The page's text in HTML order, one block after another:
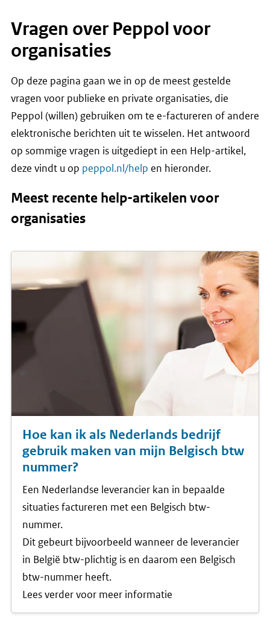
Vragen over Peppol voor
organisaties
Op deze pagina gaan we in op de meest gestelde
vragen voor publieke en private organisaties, die
Peppol (willen) gebruiken om te e-factureren of andere
elektronische berichten uit te wisselen. Het antwoord
op sommige vragen is uitgediept in een Help-artikel,
deze vindt u op peppol.nl/help en hieronder.
Meest recente help-artikelen voor
organisaties
Hoe kan ik als Nederlands bedrijf
gebruik maken van mijn Belgisch btw
nummer?
Een Nederlandse leverancier kan in bepaalde
situaties factureren met een Belgisch btw-
nummer.
Dit gebeurt bijvoorbeeld wanneer de leverancier
in België btw-plichtig is en daarom een Belgisch
btw-nummer heeft.
Lees verder voor meer informatie